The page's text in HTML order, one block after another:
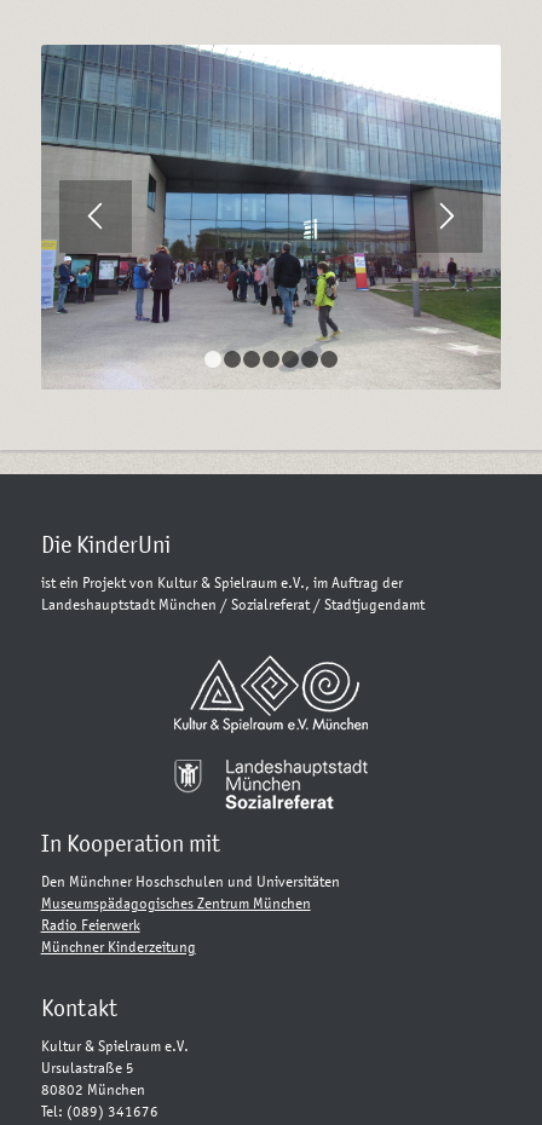
1
Die KinderUni
ist ein Projekt von Kultur & Spielraum e.V., im Auftrag der
Landeshauptstadt München / Sozialreferat / Stadtjugendamt
In Kooperation mit
Den Münchner Hoschschulen und Universitäten
Museumspädagogisches Zentrum München
Radio Feierwerk
Münchner Kinderzeitung
Kontakt
Kultur & Spielraum e.V.
Ursulastraße 5
80802 München
Tel: (089) 341676